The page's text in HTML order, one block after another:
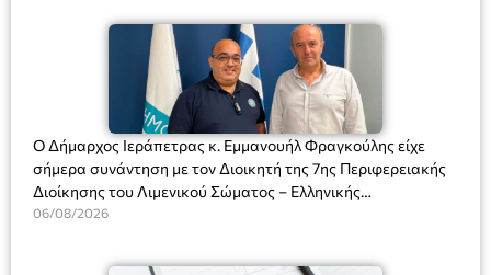
Ο Δήμαρχος Ιεράπετρας κ. Εμμανουήλ Φραγκούλης είχε
σήμερα συνάντηση με τον Διοικητή της 7ης Περιφερειακής
Διοίκησης του Λιμενικού Σώματος – Ελληνικής
Ακτοφυλακής (Λ.Σ.-ΕΛ.ΑΚΤ.), Αρχιπλοίαρχο Λ.Σ. κ. Ιωάννη
06/08/2026